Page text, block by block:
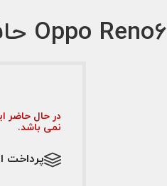
در حال حاضر
نمی باشد.
پرداخت